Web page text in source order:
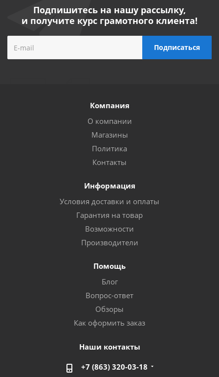
Подпишитесь на нашу рассылку,
и получите курс грамотного клиента!
Компания
О компании
Магазины
Политика
Контакты
Информация
Условия доставки и оплаты
Гарантия на товар
Возможности
Производители
Помощь
Блог
Вопрос-ответ
Обзоры
Как оформить заказ
Наши контакты
+7 (863) 320-03-18